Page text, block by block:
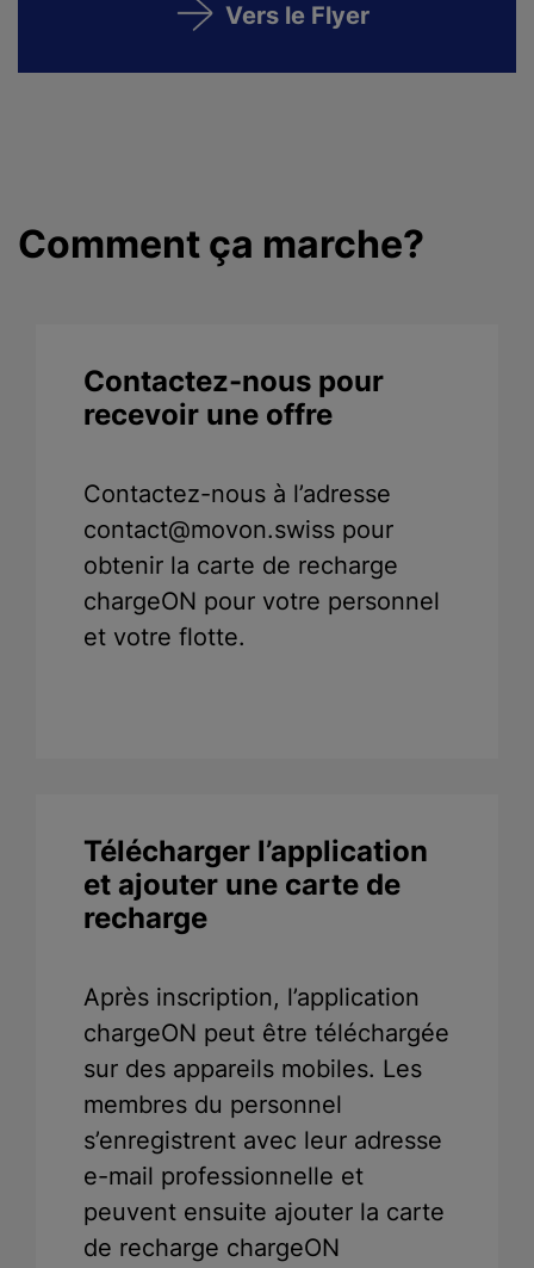
Vers le Flyer
Comment ça marche?
Contactez-nous pour
recevoir une offre
Contactez-nous à l’adresse
contact@movon.swiss pour
obtenir la carte de recharge
chargeON pour votre personnel
et votre flotte.
Télécharger l’application
et ajouter une carte de
recharge
Après inscription, l’application
chargeON peut être téléchargée
sur des appareils mobiles. Les
membres du personnel
s’enregistrent avec leur adresse
e-mail professionnelle et
peuvent ensuite ajouter la carte
de recharge chargeON